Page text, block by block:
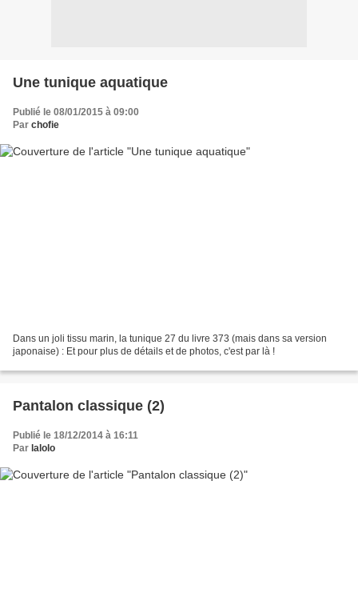
Une tunique aquatique
Publié le 08/01/2015 à 09:00
Par chofie
Dans un joli tissu marin, la tunique 27 du livre 373 (mais dans sa version
japonaise) : Et pour plus de détails et de photos, c'est par là !
Pantalon classique (2)
Publié le 18/12/2014 à 16:11
Par lalolo